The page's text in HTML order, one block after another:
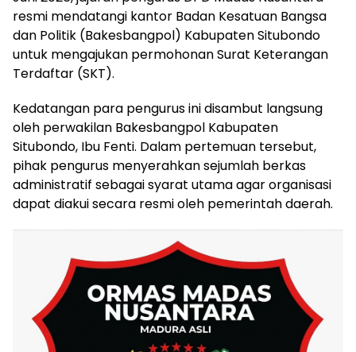
resmi mendatangi kantor Badan Kesatuan Bangsa
dan Politik (Bakesbangpol) Kabupaten Situbondo
untuk mengajukan permohonan Surat Keterangan
Terdaftar (SKT).
Kedatangan para pengurus ini disambut langsung
oleh perwakilan Bakesbangpol Kabupaten
Situbondo, Ibu Fenti. Dalam pertemuan tersebut,
pihak pengurus menyerahkan sejumlah berkas
administratif sebagai syarat utama agar organisasi
dapat diakui secara resmi oleh pemerintah daerah.